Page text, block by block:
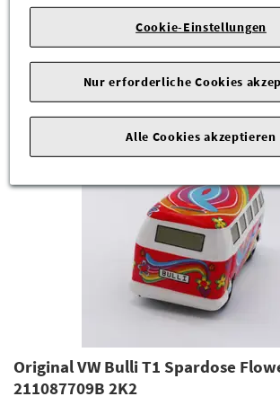
wird vermuten, dass sich hinter ...
49,95 €*
Original VW Bulli T1 Spardose
211087709B 2K2
Cookie-Einstellungen
Nur erforderliche Cookies
Alle Cookies akzeptieren